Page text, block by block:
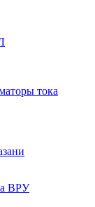
тока
ВРУ